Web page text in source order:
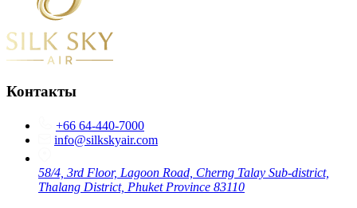
Контакты
+66 64-440-7000
info@silkskyair.com
58/4, 3rd Floor, Lagoon Road, Cherng Talay Sub-district,
Thalang District, Phuket Province 83110